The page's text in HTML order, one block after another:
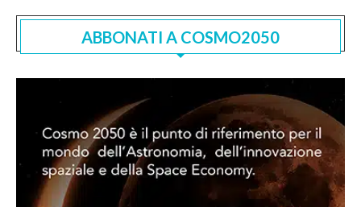
ABBONATI A COSMO2050